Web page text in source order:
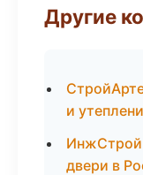
Другие
и
ИнжСтрой
двери в